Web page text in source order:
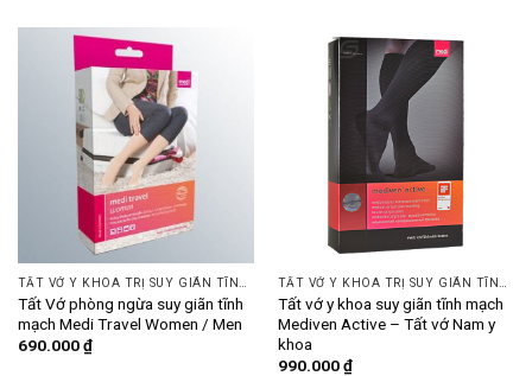
Tất Vớ phòng ngừa suy giãn tĩnh
mạch Medi Travel Women / Men
690.000₫
Tất vớ y khoa suy giãn tĩnh mạch
Mediven Active – Tất vớ Nam y
khoa
990.000₫